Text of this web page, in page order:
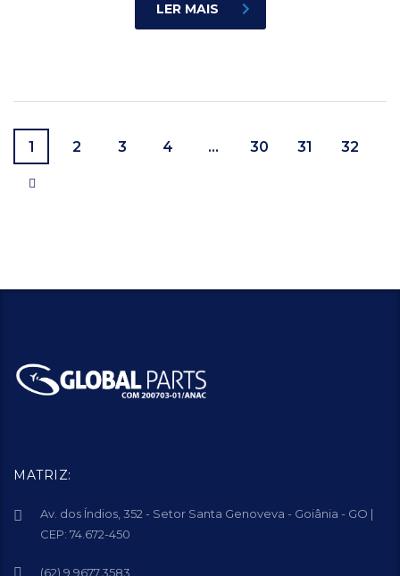
LER MAIS
1 2 3 4 … 30 31 32
MATRIZ:
Av. dos Índios, 352 - Setor Santa Genoveva - Goiânia - GO |
CEP: 74.672-450
(62) 9.9677.3583